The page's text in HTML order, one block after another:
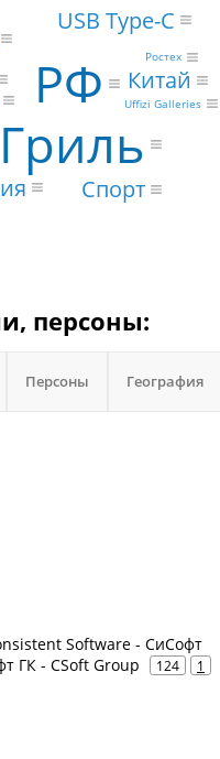
Гриль
РФ
USB Type-C
Китай
Спорт
Ростех
Uffizi Galleries
персоны:
Персоны География
Software - СиСофт
ГК - CSoft Group
124 1